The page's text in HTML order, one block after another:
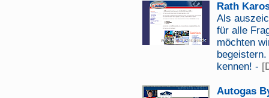
Rath
Als
für alle
möchten
kennen! -
Autogas